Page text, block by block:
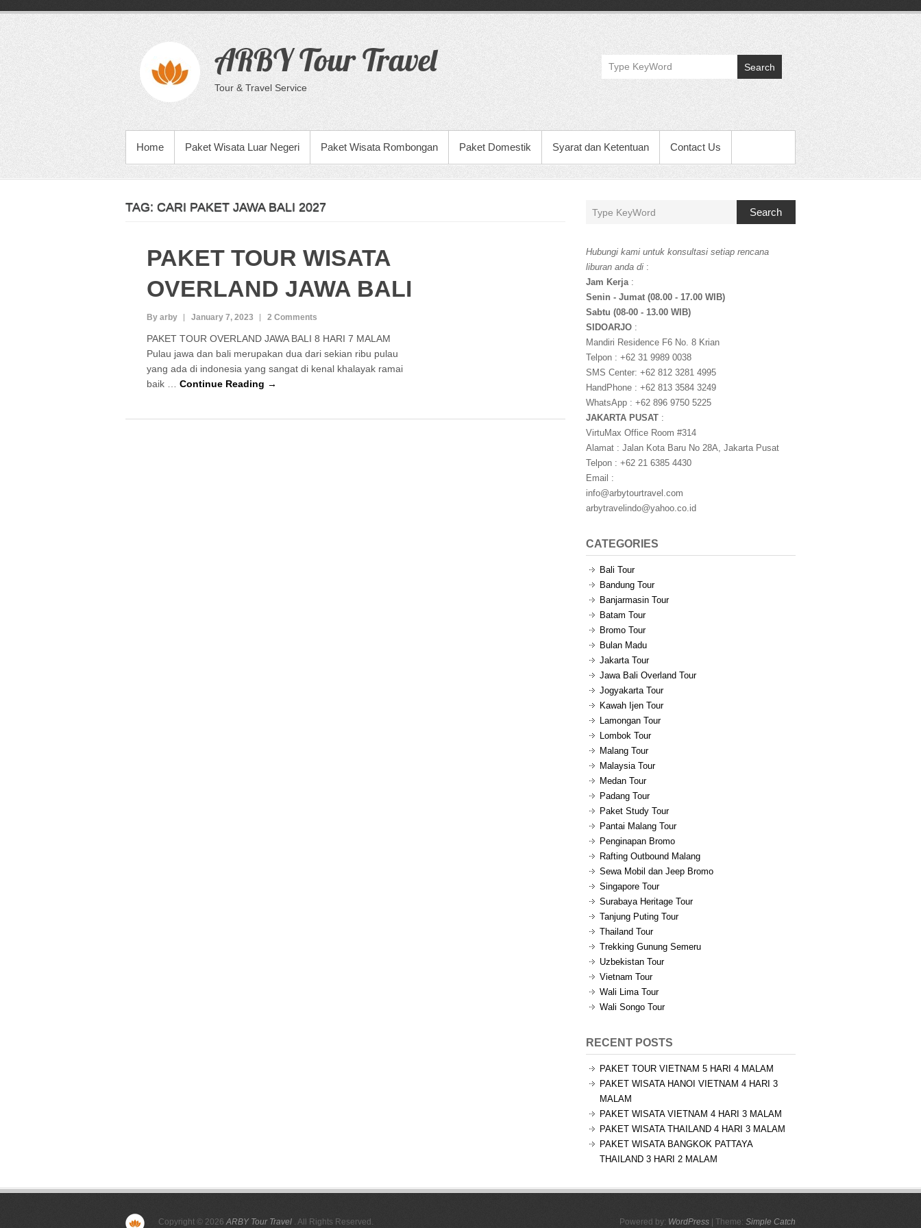
content
ARBY Tour Travel
Tour & Travel Service
Search
PRIMARY MENU
Home Paket Wisata Luar Negeri Paket Wisata Rombongan Paket Domestik Syarat dan Ketentuan Contact Us
TAG: CARI PAKET JAWA BALI 2027
PAKET TOUR WISATA
OVERLAND JAWA BALI
By arby January 7, 2023 2 Comments
PAKET TOUR OVERLAND JAWA BALI 8 HARI 7 MALAM
Pulau jawa dan bali merupakan dua dari sekian ribu pulau
yang ada di indonesia yang sangat di kenal khalayak ramai
baik … Continue Reading →
Search
Hubungi kami untuk konsultasi setiap rencana
liburan anda di :
Jam Kerja:
Senin - Jumat (08.00 - 17.00 WIB)
Sabtu (08-00 - 13.00 WIB)
SIDOARJO:
Mandiri Residence F6 No. 8 Krian
Telpon : +62 31 9989 0038
SMS Center: +62 812 3281 4995
HandPhone : +62 813 3584 3249
WhatsApp : +62 896 9750 5225
JAKARTA PUSAT :
VirtuMax Office Room #314
Alamat : Jalan Kota Baru No 28A, Jakarta Pusat
Telpon : +62 21 6385 4430
Email :
info@arbytourtravel.com
arbytravelindo@yahoo.co.id
CATEGORIES
Bali Tour
Bandung Tour
Banjarmasin Tour
Batam Tour
Bromo Tour
Bulan Madu
Jakarta Tour
Jawa Bali Overland Tour
Jogyakarta Tour
Kawah Ijen Tour
Lamongan Tour
Lombok Tour
Malang Tour
Malaysia Tour
Medan Tour
Padang Tour
Paket Study Tour
Pantai Malang Tour
Penginapan Bromo
Rafting Outbound Malang
Sewa Mobil dan Jeep Bromo
Singapore Tour
Surabaya Heritage Tour
Tanjung Puting Tour
Thailand Tour
Trekking Gunung Semeru
Uzbekistan Tour
Vietnam Tour
Wali Lima Tour
Wali Songo Tour
RECENT POSTS
PAKET TOUR VIETNAM 5 HARI 4 MALAM
PAKET WISATA HANOI VIETNAM 4 HARI 3
MALAM
PAKET WISATA VIETNAM 4 HARI 3 MALAM
PAKET WISATA THAILAND 4 HARI 3 MALAM
PAKET WISATA BANGKOK PATTAYA
THAILAND 3 HARI 2 MALAM
Copyright © 2026ARBY Tour Travel . All Rights Reserved. Powered by: WordPress | Theme: Simple Catch